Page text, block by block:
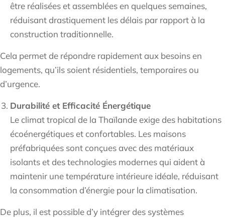
être réalisées et assemblées en quelques semaines,
réduisant drastiquement les délais par rapport à la
construction traditionnelle.
Cela permet de répondre rapidement aux besoins en
logements, qu’ils soient résidentiels, temporaires ou
d’urgence.
Durabilité et Efficacité Énergétique
Le climat tropical de la Thaïlande exige des habitations
écoénergétiques et confortables. Les maisons
préfabriquées sont conçues avec des matériaux
isolants et des technologies modernes qui aident à
maintenir une température intérieure idéale, réduisant
la consommation d’énergie pour la climatisation.
De plus, il est possible d’y intégrer des systèmes